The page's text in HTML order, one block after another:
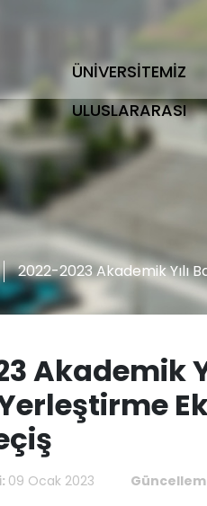
ÜNİVERSİTEMİZ
ULUSLARARASI
2022-2023 Akademik Yılı
Akademik
09 Ocak 2023